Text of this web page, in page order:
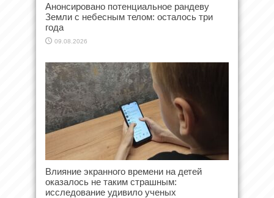
Анонсировано потенциальное рандеву
Земли с небесным телом: осталось три
года
09.08.2026
Влияние экранного времени на детей
оказалось не таким страшным:
исследование удивило ученых